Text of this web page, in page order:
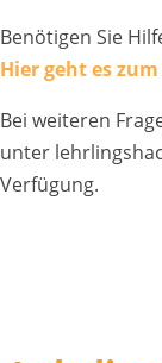
Benötigen Sie
Hier geht es
Bei weiteren
unter
Verfügung.